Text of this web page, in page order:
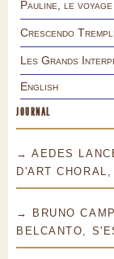
Pauline, le
Crescendo
Les Grands
English
JOURNAL
→ AEDES
D'ART
→ BRUNO
BELCANTO,